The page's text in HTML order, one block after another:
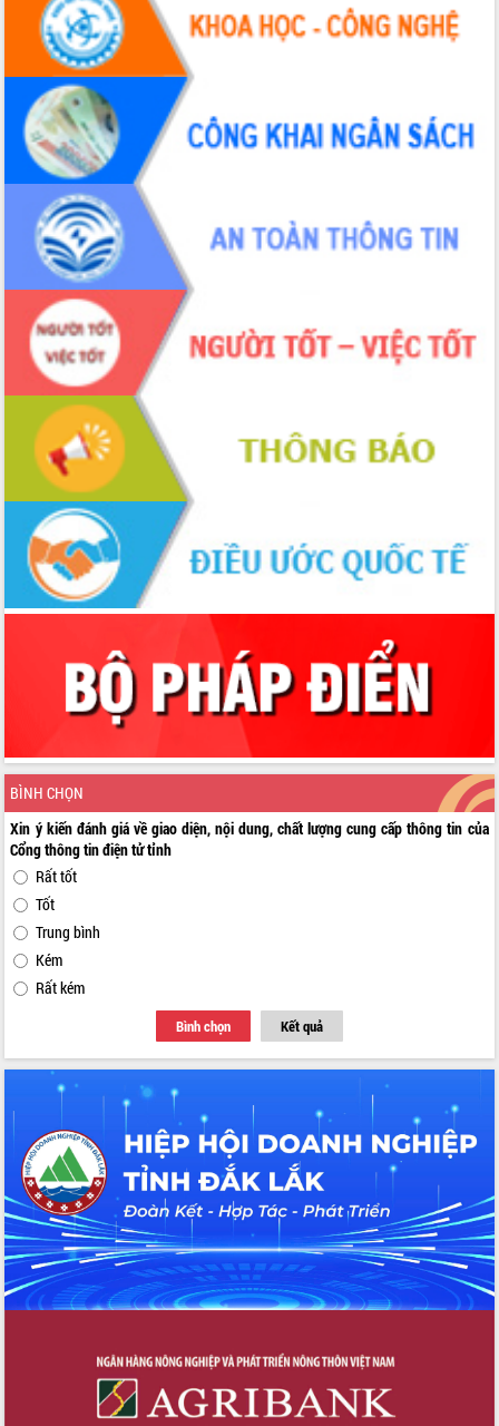
BÌNH CHỌN
Xin ý kiến đánh giá về giao diện, nội dung, chất lượng cung cấp thông tin của
Cổng thông tin điện tử tỉnh
Rất tốt
Tốt
Trung bình
Kém
Rất kém
Bình chọn Kết quả